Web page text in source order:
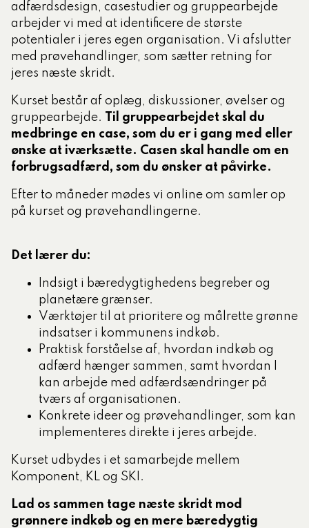
adfærdsdesign, casestudier og gruppearbejde
arbejder vi med at identificere de største
potentialer i jeres egen organisation. Vi afslutter
med prøvehandlinger, som sætter retning for
jeres næste skridt.
Kurset består af oplæg, diskussioner, øvelser og
gruppearbejde. Til gruppearbejdet skal du
medbringe en case, som du er i gang med eller
ønske at iværksætte. Casen skal handle om en
forbrugsadfærd, som du ønsker at påvirke.
Efter to måneder mødes vi online om samler op
på kurset og prøvehandlingerne.
Det lærer du:
Indsigt i bæredygtighedens begreber og
planetære grænser.
Værktøjer til at prioritere og målrette grønne
indsatser i kommunens indkøb.
Praktisk forståelse af, hvordan indkøb og
adfærd hænger sammen, samt hvordan I
kan arbejde med adfærdsændringer på
tværs af organisationen.
Konkrete ideer og prøvehandlinger, som kan
implementeres direkte i jeres arbejde.
Kurset udbydes i et samarbejde mellem
Komponent, KL og SKI.
Lad os sammen tage næste skridt mod
grønnere indkøb og en mere bæredygtig